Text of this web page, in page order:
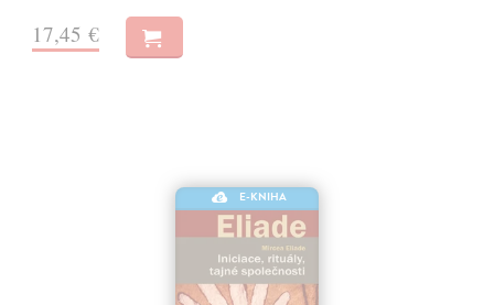
17,45 €
E-KNIHA